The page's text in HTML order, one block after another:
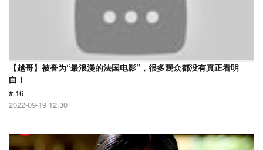
【越哥】被誉为“最浪漫的法国电影”，很多观众都没有真正看明
白！
# 16
2022-09-19 12:30